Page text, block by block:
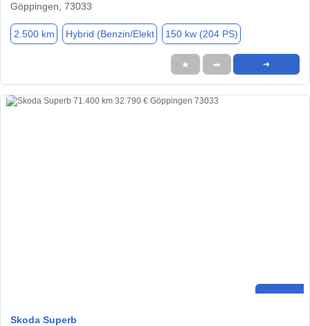
Göppingen, 73033
2.500 km Hybrid (Benzin/Elekt 150 kw (204 PS)
★ ➦ ➜
Skoda Superb